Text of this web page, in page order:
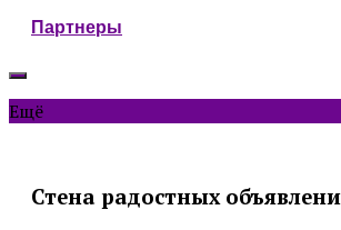
Партнеры
Ещё
Стена радостных